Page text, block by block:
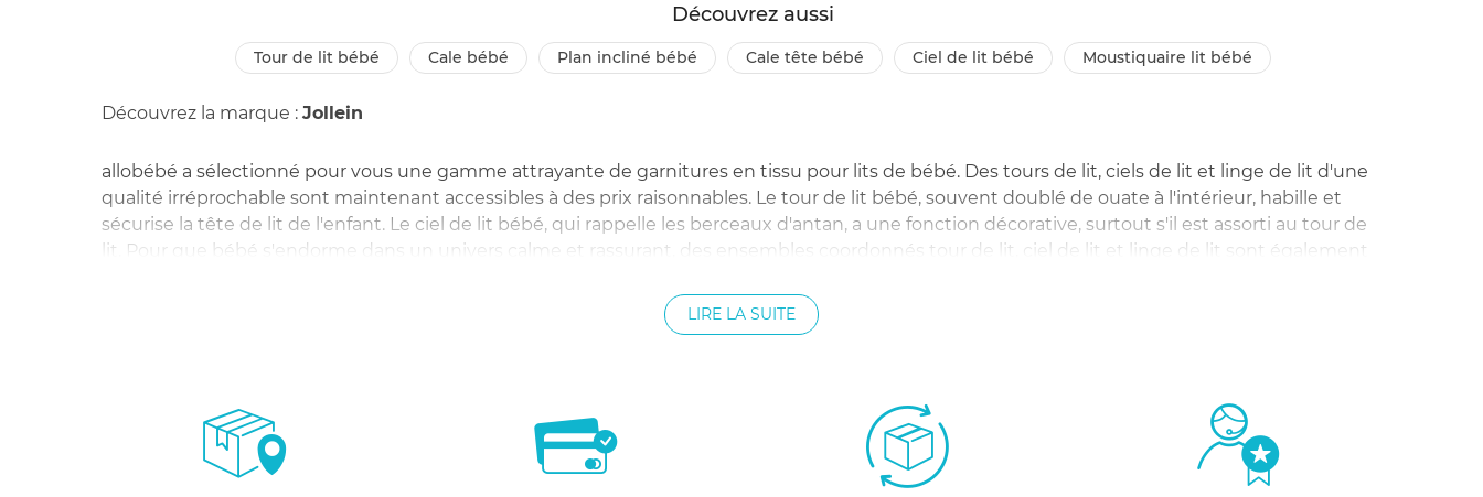
Découvrez aussi
tour de lit bébé cale bébé plan incliné bébé cale tête bébé ciel de lit bébé moustiquaire lit bébé
Découvrez la marque : Jollein
allobébé a sélectionné pour vous une gamme attrayante de garnitures en tissu pour lits de bébé. Des tours de lit, ciels de lit et linge de lit d'une
qualité irréprochable sont maintenant accessibles à des prix raisonnables. Le tour de lit bébé, souvent doublé de ouate à l'intérieur, habille et
sécurise la tête de lit de l'enfant. Le ciel de lit bébé, qui rappelle les berceaux d'antan, a une fonction décorative, surtout s'il est assorti au tour de
lit. Pour que bébé s'endorme dans un univers calme et rassurant, des ensembles coordonnés tour de lit, ciel de lit et linge de lit sont également
LIRE LA SUITE